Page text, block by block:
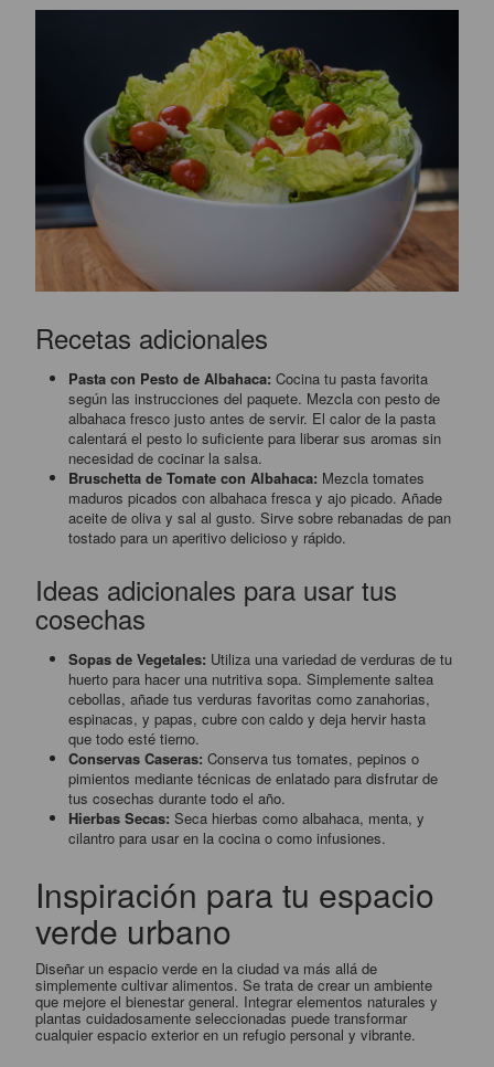
Recetas adicionales
Pasta con Pesto de Albahaca: Cocina tu pasta favorita
según las instrucciones del paquete. Mezcla con pesto de
albahaca fresco justo antes de servir. El calor de la pasta
calentará el pesto lo suficiente para liberar sus aromas sin
necesidad de cocinar la salsa.
Bruschetta de Tomate con Albahaca: Mezcla tomates
maduros picados con albahaca fresca y ajo picado. Añade
aceite de oliva y sal al gusto. Sirve sobre rebanadas de pan
tostado para un aperitivo delicioso y rápido.
Ideas adicionales para usar tus
cosechas
Sopas de Vegetales: Utiliza una variedad de verduras de tu
huerto para hacer una nutritiva sopa. Simplemente saltea
cebollas, añade tus verduras favoritas como zanahorias,
espinacas, y papas, cubre con caldo y deja hervir hasta
que todo esté tierno.
Conservas Caseras: Conserva tus tomates, pepinos o
pimientos mediante técnicas de enlatado para disfrutar de
tus cosechas durante todo el año.
Hierbas Secas: Seca hierbas como albahaca, menta, y
cilantro para usar en la cocina o como infusiones.
Inspiración para tu espacio
verde urbano
Diseñar un espacio verde en la ciudad va más allá de
simplemente cultivar alimentos. Se trata de crear un ambiente
que mejore el bienestar general. Integrar elementos naturales y
plantas cuidadosamente seleccionadas puede transformar
cualquier espacio exterior en un refugio personal y vibrante.